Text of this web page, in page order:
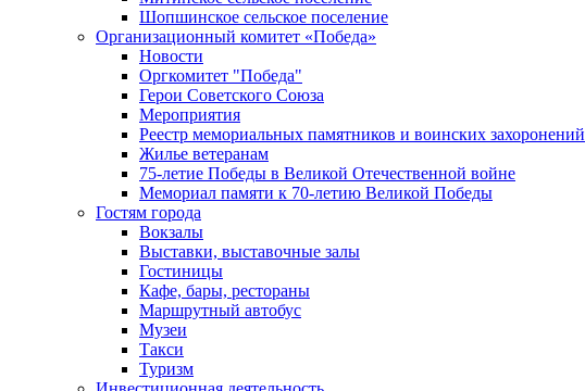
Шопшинское сельское поселение
Организационный комитет «Победа»
Новости
Оргкомитет "Победа"
Герои Советского Союза
Мероприятия
Реестр мемориальных памятников и воинских захоронений
Жилье ветеранам
75-летие Победы в Великой Отечественной войне
Мемориал памяти к 70-летию Великой Победы
Гостям города
Вокзалы
Выставки, выставочные залы
Гостиницы
Кафе, бары, рестораны
Маршрутный автобус
Музеи
Такси
Туризм